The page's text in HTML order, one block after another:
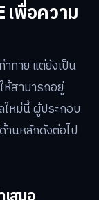
เพื่อความ
ทาย แต่ยังเป็น
ห้สามารถอยู่
ใหม่นี้ ผู้ประกอบ
นหลักดังต่อไป
เสมอ